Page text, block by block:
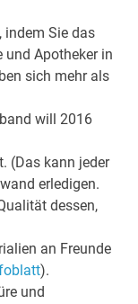
, indem Sie das
und Apotheker in
sich mehr als
will 2016
(Das kann jeder
erledigen.
dessen,
an Freunde
).
und